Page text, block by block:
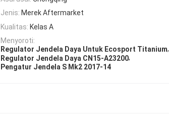
Jenis: Merek Aftermarket
Kualitas: Kelas A
Menyoroti:
Regulator Jendela Daya Untuk Ecosport Titanium,
Regulator Jendela Daya CN15-A23200,
Pengatur Jendela S Mk2 2017-14